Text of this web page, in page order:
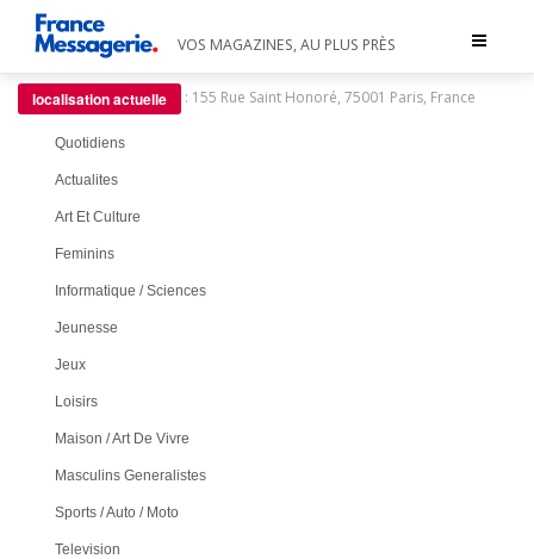
Toggle
VOS MAGAZINES, AU PLUS PRÈS
localisation actuelle : 155 Rue Saint Honoré, 75001 Paris, France
Quotidiens
Actualites
Art Et Culture
Feminins
Informatique / Sciences
Jeunesse
Jeux
Loisirs
Maison / Art De Vivre
Masculins Generalistes
Sports / Auto / Moto
Television